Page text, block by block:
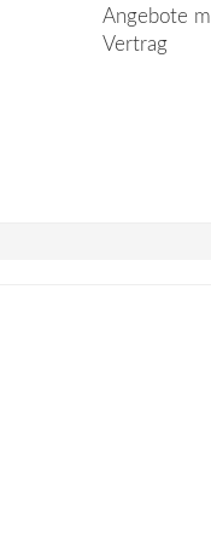
Angebote
Vertrag